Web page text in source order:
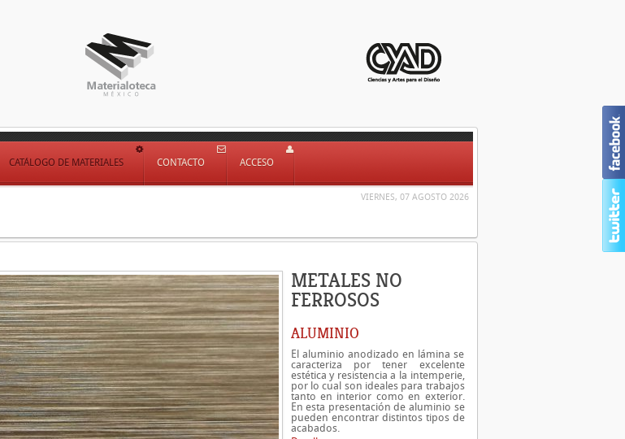
CATÁLOGO DE MATERIALES CONTACTO ACCESO
VIERNES, 07 AGOSTO 2026
METALES NO
FERROSOS
ALUMINIO
El aluminio anodizado en lámina se
caracteriza por tener excelente
estética y resistencia a la intemperie,
por lo cual son ideales para trabajos
tanto en interior como en exterior.
En esta presentación de aluminio se
pueden encontrar distintos tipos de
acabados.